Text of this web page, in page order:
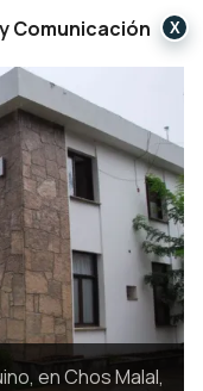
Comunicación
en Chos Malal,
X